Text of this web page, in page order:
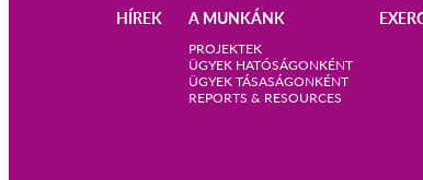
navigation
HÍREK A MUNKÁNK
PROJEKTEK
ÜGYEK HATÓSÁGONKÉNT
ÜGYEK TÁSASÁGONKÉNT
REPORTS & RESOURCES